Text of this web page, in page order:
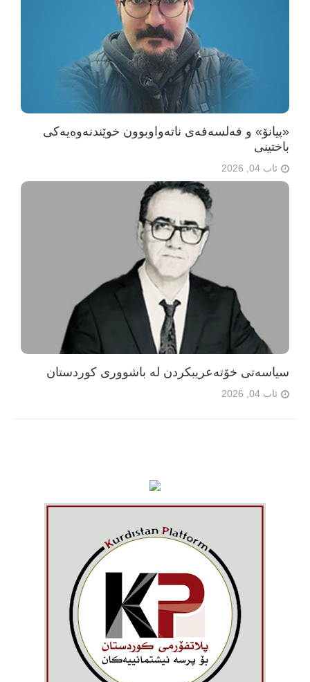
«پیانۆ» و فەلسەفەی ناتەواوبوون خوێندنەوەیەکی
باختینی
ئاب 04, 2026
سیاسەتی خۆتەعریبکردن لە باشووری کوردستان
ئاب 04, 2026